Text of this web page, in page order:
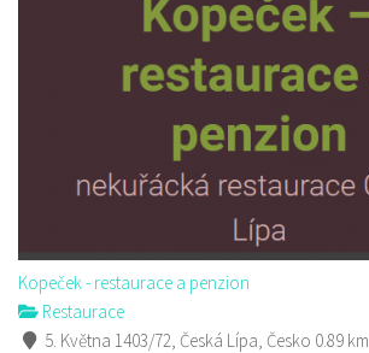
Kopeček - restaurace a penzion
Restaurace
5. Května 1403/72, Česká Lípa, Česko 0.89 km